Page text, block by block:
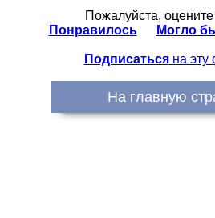
Пожалуйста,
Понравилось
Могло
Подписатьсяна эту
На главную